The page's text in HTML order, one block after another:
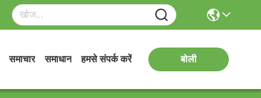
समाचार समाधान हमसे संपर्क करें बोली